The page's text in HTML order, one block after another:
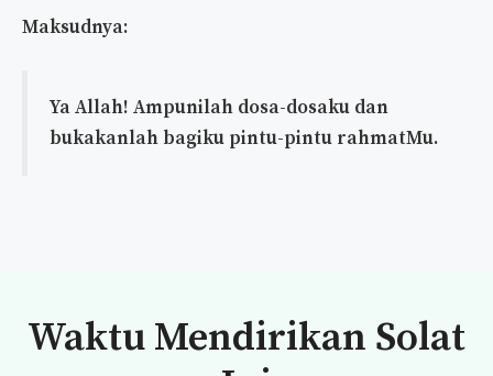
Maksudnya:
Ya Allah! Ampunilah dosa-dosaku dan
bukakanlah bagiku pintu-pintu rahmatMu.
Waktu Mendirikan Solat